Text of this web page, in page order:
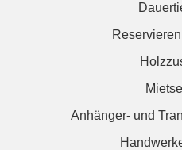
Anhänger- und